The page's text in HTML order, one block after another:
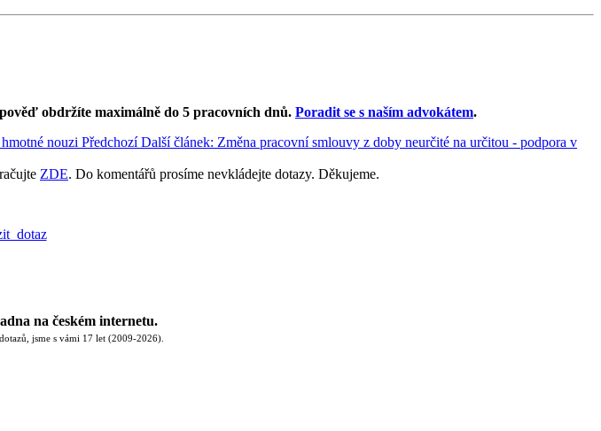
obdržíte maximálně do 5 pracovních dnů. Poradit se s naším advokátem.
nouzi Předchozí Další článek: Změna pracovní smlouvy z doby neurčité na určitou - podpora v
ZDE. Do komentářů prosíme nevkládejte dotazy. Děkujeme.
na českém internetu.
jsme s vámi 17 let (2009-2026).